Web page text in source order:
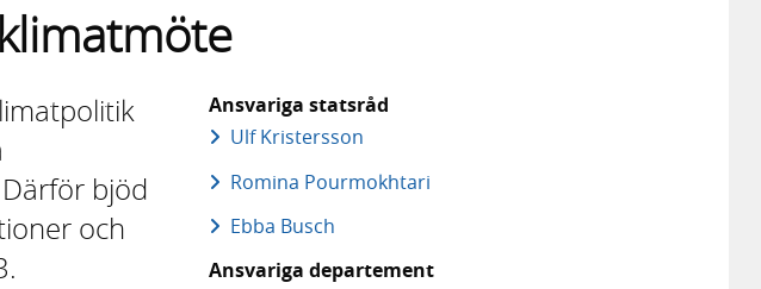
bjöd
och
Ansvariga statsråd
Ulf Kristersson
Romina Pourmokhtari
Ebba Busch
Ansvariga departement